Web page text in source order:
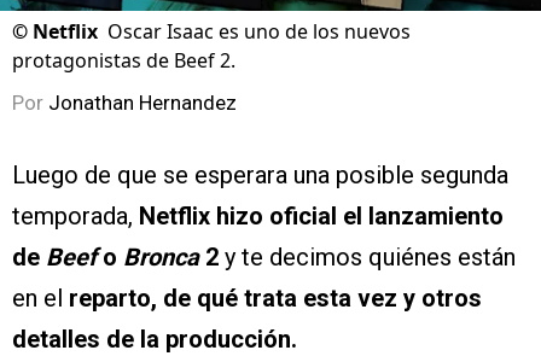
© Netflix Oscar Isaac es uno de los nuevos
protagonistas de Beef 2.
Por Jonathan Hernandez
Luego de que se esperara una posible segunda
temporada, Netflix hizo oficial el lanzamiento
de Beefo Bronca2 y te decimos quiénes están
en el reparto, de qué trata esta vez y otros
detalles de la producción.